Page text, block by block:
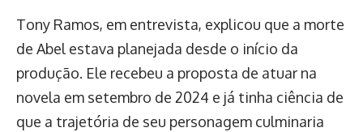
Tony Ramos, em entrevista, explicou que a morte
de Abel estava planejada desde o início da
produção. Ele recebeu a proposta de atuar na
novela em setembro de 2024 e já tinha ciência de
que a trajetória de seu personagem culminaria